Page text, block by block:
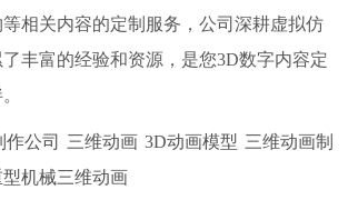
相关内容的定制服务，公司深耕虚拟仿
丰富的经验和资源，是您3D数字内容定
作公司 三维动画 3D动画模型 三维动画制
型机械三维动画